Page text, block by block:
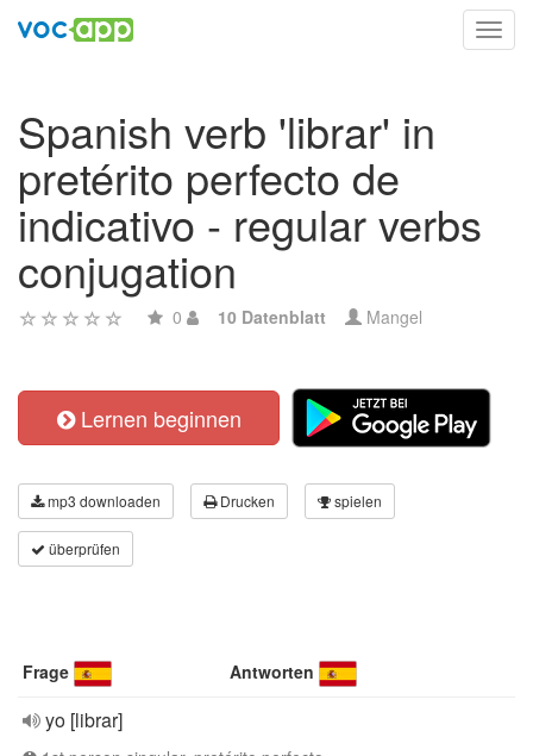
Spanish verb 'librar' in
pretérito perfecto de
indicativo - regular verbs
conjugation
0 10 Datenblatt Mangel
Lernen beginnen
mp3 downloaden Drucken spielen
überprüfen
Frage Antworten
yo [librar]